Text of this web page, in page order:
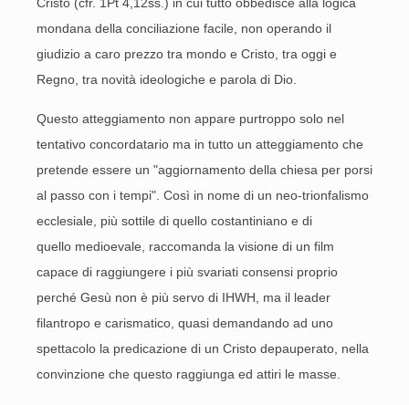
mondana della conciliazione facile, non operando il
giudizio a caro prezzo tra mondo e Cristo, tra oggi e
Regno, tra novità ideologiche e parola di Dio.
Questo atteggiamento non appare purtroppo solo nel
tentativo concordatario ma in tutto un atteggiamento che
pretende essere un "aggiornamento della chiesa per porsi
al passo con i tempi". Così in nome di un neo-trionfalismo
ecclesiale, più sottile di quello costantiniano e di
quello medioevale, raccomanda la visione di un film
capace di raggiungere i più svariati consensi proprio
perché Gesù non è più servo di IHWH, ma il leader
filantropo e carismatico, quasi demandando ad uno
spettacolo la predicazione di un Cristo depauperato, nella
convinzione che questo raggiunga ed attiri le masse.